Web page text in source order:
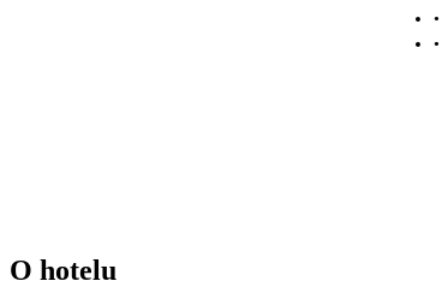
•
•
O hotelu